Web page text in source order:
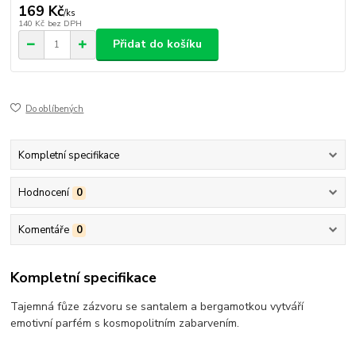
169 Kč/ks
140 Kč bez DPH
Přidat do košíku
Do oblíbených
Kompletní specifikace
Hodnocení 0
Komentáře 0
Kompletní specifikace
Tajemná fůze zázvoru se santalem a bergamotkou vytváří
emotivní parfém s kosmopolitním zabarvením.